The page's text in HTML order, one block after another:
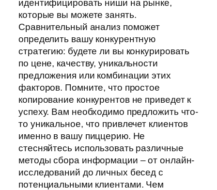
идентифицировать ниши на рынке,
которые вы можете занять.
Сравнительный анализ поможет
определить вашу конкурентную
стратегию: будете ли вы конкурировать
по цене, качеству, уникальности
предложения или комбинации этих
факторов. Помните, что простое
копирование конкурентов не приведет к
успеху. Вам необходимо предложить что-
то уникальное, что привлечет клиентов
именно в вашу пиццерию. Не
стесняйтесь использовать различные
методы сбора информации – от онлайн-
исследований до личных бесед с
потенциальными клиентами. Чем